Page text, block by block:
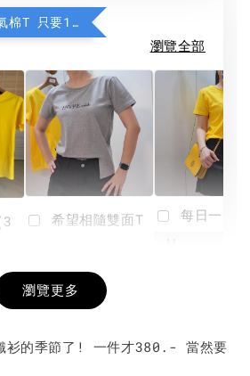
加購 MIT防曬透氣棉T 只要190元
瀏覽全部
+
希望相隨雙面T
NT$ 190
-
每日一笑
瀏覽更多
衫的季節了! 一件才380.- 當然要